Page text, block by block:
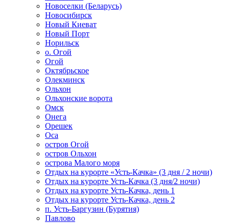
Новоселки (Беларусь)
Новосибирск
Новый Киеват
Новый Порт
Норильск
о. Огой
Огой
Октябрьское
Олекминск
Ольхон
Ольхонские ворота
Омск
Онега
Орешек
Оса
остров Огой
остров Ольхон
острова Малого моря
Отдых на курорте «Усть-Качка» (3 дня / 2 ночи)
Отдых на курорте Усть-Качка (3 дня/2 ночи)
Отдых на курорте Усть-Качка, день 1
Отдых на курорте Усть-Качка, день 2
п. Усть-Баргузин (Бурятия)
Павлово